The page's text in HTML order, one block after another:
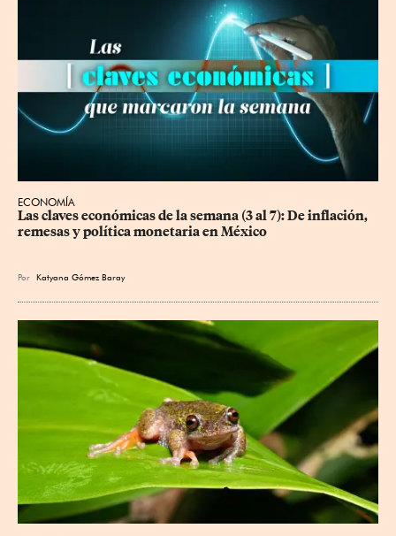
ECONOMÍA
Las claves económicas de la semana (3 al 7): De inflación,
remesas y política monetaria en México
Por Katyana Gómez Baray